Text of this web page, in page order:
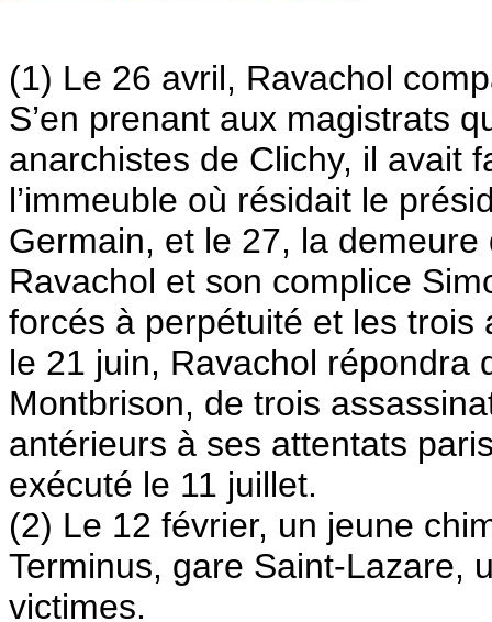
(1) Le 26 avril, Ravachol
S’en prenant aux magistrats
anarchistes de Clichy, il avait
l’immeuble où résidait le
Germain, et le 27, la
Ravachol et son complice
forcés à perpétuité et les
le 21 juin, Ravachol répondra
Montbrison, de trois
antérieurs à ses attentats
exécuté le 11 juillet.
(2) Le 12 février, un jeune
Terminus, gare Saint-Lazare,
victimes.